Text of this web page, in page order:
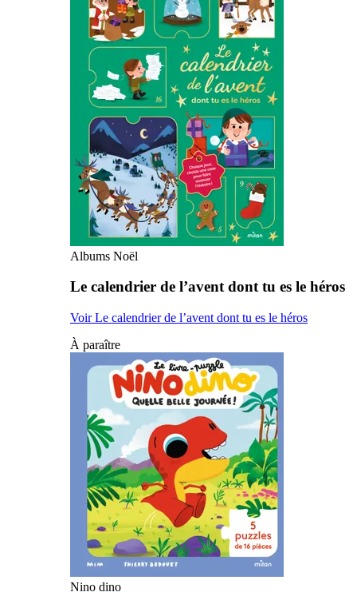
Albums Noël
Le calendrier de l’avent dont tu es le héros
Voir Le calendrier de l’avent dont tu es le héros
À paraître
Nino dino